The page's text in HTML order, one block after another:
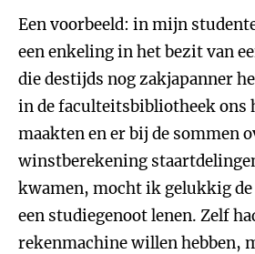
Een voorbeeld: in mijn
een enkeling in het bezit van
die destijds nog zakjapanner
in de faculteitsbibliotheek ons
maakten en er bij de sommen
winstberekening
kwamen, mocht ik gelukkig
een studiegenoot lenen. Zelf
rekenmachine willen hebben,